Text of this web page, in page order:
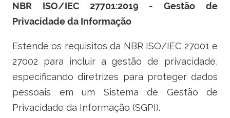
NBR ISO/IEC 27701:2019 - Gestão de
Privacidade da Informação
Estende os requisitos da NBR ISO/IEC 27001 e
27002 para incluir a gestão de privacidade,
especificando diretrizes para proteger dados
pessoais em um Sistema de Gestão de
Privacidade da Informação (SGPI).